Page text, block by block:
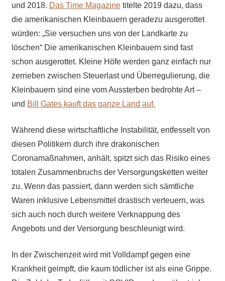
und 2018. Das Time Magazinetitelte 2019 dazu, dass
die amerikanischen Kleinbauern geradezu ausgerottet
würden: „Sie versuchen uns von der Landkarte zu
löschen“ Die amerikanischen Kleinbauern sind fast
schon ausgerottet. Kleine Höfe werden ganz einfach nur
zerrieben zwischen Steuerlast und Überregulierung, die
Kleinbauern sind eine vom Aussterben bedrohte Art –
und Bill Gates kauft das ganze Land auf.
Während diese wirtschaftliche Instabilität, entfesseltvon
diesen Politikern durch ihre drakonischen
Coronamaßnahmen, anhält, spitzt sich das Risiko eines
totalen Zusammenbruchs der Versorgungsketten weiter
zu. Wenn das passiert, dann werden sich sämtliche
Waren inklusive Lebensmittel drastisch verteuern, was
sich auch noch durch weitere Verknappung des
Angebots und der Versorgung beschleunigt wird.
In der Zwischenzeit wird mit Volldampf gegen eine
Krankheit geimpft, die kaum tödlicher ist als eine Grippe.